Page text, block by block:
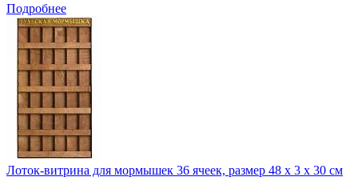
Подробнее
Лоток-витрина для мормышек 36 ячеек, размер 48 х 3 х 30 см